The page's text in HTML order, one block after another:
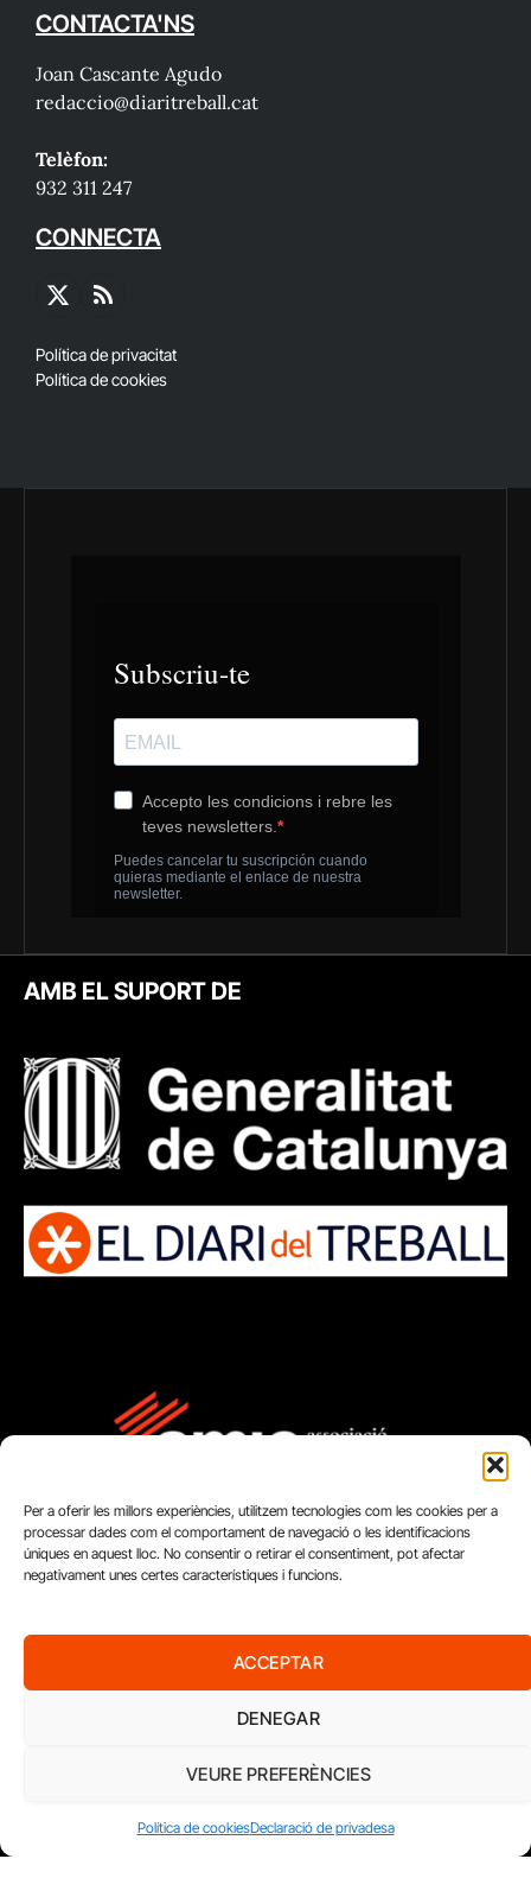
Per a oferir les millors experiències, utilitzem tecnologies com les cookies per a
processar dades com el comportament de navegació o les identificacions
úniques en aquest lloc. No consentir o retirar el consentiment, pot afectar
negativament unes certes característiques i funcions.
ACCEPTAR
DENEGAR
VEURE PREFERÈNCIES
Política de cookiesDeclaració de privadesa
CONTACTA'NS
Joan Cascante Agudo
redaccio@diaritreball.cat
Telèfon:
932 311 247
CONNECTA
X
RSS
Política de privacitat
Política de cookies
AMB EL SUPORT DE
FUNDACIÓ
PERIODISME
PLURAL